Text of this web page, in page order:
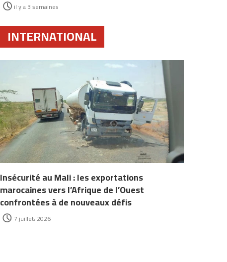
il y a 3 semaines
INTERNATIONAL
Insécurité au Mali : les exportations
marocaines vers l’Afrique de l’Ouest
confrontées à de nouveaux défis
7 juillet، 2026